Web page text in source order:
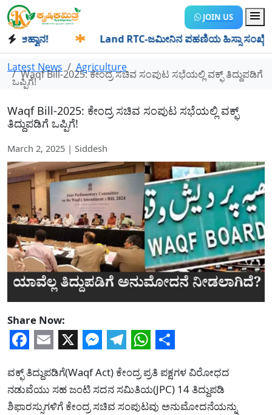
JOIN US
Land RTC-ಜಮೀನಿನ ಪಹಣಿಯ ಹಿಸ್ಸಾ ಸಂಖ್ಯೆ
Latest News Agriculture
Waqf Bill-2025: ಕೇಂದ್ರ ಸಚಿವ ಸಂಪುಟ ಸಭೆಯಲ್ಲಿ ವಕ್ಫ್ ತಿದ್ದುಪಡಿಗೆ
ಒಪ್ಪಿಗೆ!
Waqf Bill-2025: ಕೇಂದ್ರ ಸಚಿವ ಸಂಪುಟ ಸಭೆಯಲ್ಲಿ ವಕ್ಫ್
ತಿದ್ದುಪಡಿಗೆ ಒಪ್ಪಿಗೆ!
March 2, 2025 | Siddesh
Share Now:
Facebook
Email
X Messenger
Telegram
WhatsApp
Share
ವಕ್ಫ್ ತಿದ್ದುಪಡಿಗೆ(Waqf Act) ಕೇಂದ್ರ ಪ್ರತಿ ಪಕ್ಷಗಳ ವಿರೋಧದ
ನಡುವೆಯು ಸಹ ಜಂಟಿ ಸದನ ಸಮಿತಿಯ(JPC) 14 ತಿದ್ದುಪಡಿ
ಶಿಫಾರಸ್ಸುಗಳಿಗೆ ಕೇಂದ್ರ ಸಚಿವ ಸಂಪುಟವು ಅನುಮೋದನೆಯನ್ನು